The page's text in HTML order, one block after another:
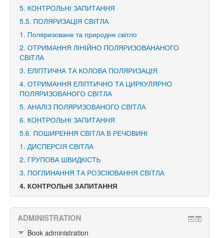
5. КОНТРОЛЬНІ ЗАПИТАННЯ
5.5. ПОЛЯРИЗАЦІЯ СВІТЛА
1. Поляризоване та природне світло
2. ОТРИМАННЯ ЛІНІЙНО ПОЛЯРИЗОВАНАНОГО
СВІТЛА
3. ЕЛІПТИЧНА ТА КОЛОВА ПОЛЯРИЗАЦІЯ
4. ОТРИМАННЯ ЕЛІПТИЧНО ТА ЦИРКУЛЯРНО
ПОЛЯРИЗОВАНОГО СВІТЛА
5. АНАЛІЗ ПОЛЯРИЗОВАНОГО СВІТЛА
6. КОНТРОЛЬНІ ЗАПИТАННЯ
5.6. ПОШИРЕННЯ СВІТЛА В РЕЧОВИНІ
1. ДИСПЕРСІЯ СВІТЛА
2. ГРУПОВА ШВИДКІСТЬ
3. ПОГЛИНАННЯ ТА РОЗСІЮВАННЯ СВІТЛА
4. КОНТРОЛЬНІ ЗАПИТАННЯ
ADMINISTRATION
Book administration